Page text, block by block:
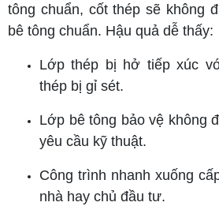
tông chuẩn, cốt thép sẽ không
bê tông chuẩn. Hậu quả dễ thấy:
Lớp thép bị hở tiếp xúc
thép bị gỉ sét.
Lớp bê tông bảo vệ không
yêu cầu kỹ thuật.
Công trình nhanh xuống
nhà hay chủ đầu tư.